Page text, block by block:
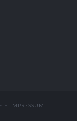
IMPRESSUM